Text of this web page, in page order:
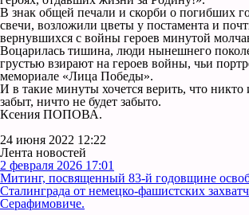
В знак общей печали и скорби о погибших
свечи, возложили цветы у постамента и
вернувшихся с войны героев минутой
Воцарилась тишина, люди нынешнего
грустью взирают на героев войны, чьи
мемориале «Лица Победы».
И в такие минуты хочется верить, что никто
забыт, ничто не будет забыто.
Ксения ПОПОВА.
24 июня 2022 12:22
Лента новостей
2 февраля 2026 17:01
Митинг, посвященный 83-й годовщине
Сталинграда от немецко-фашистских
Серафимовиче.